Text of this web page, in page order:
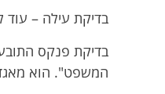
בדיקת עילה – עוד
בדיקת פנקס
המשפט". הוא מאגד